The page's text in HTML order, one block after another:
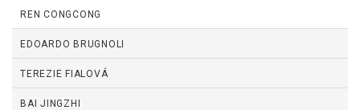
REN CONGCONG
EDOARDO BRUGNOLI
TEREZIE FIALOVÁ
BAI JINGZHI